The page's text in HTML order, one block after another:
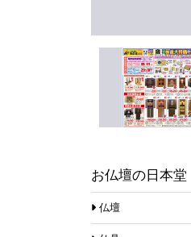
お仏壇の日本
仏壇